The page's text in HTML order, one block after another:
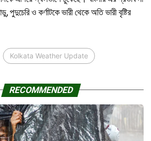
পুদুচেরি ও কর্ণাটকে ভারী থেকে অতি ভারী বৃষ্টির
Kolkata Weather Update
RECOMMENDED